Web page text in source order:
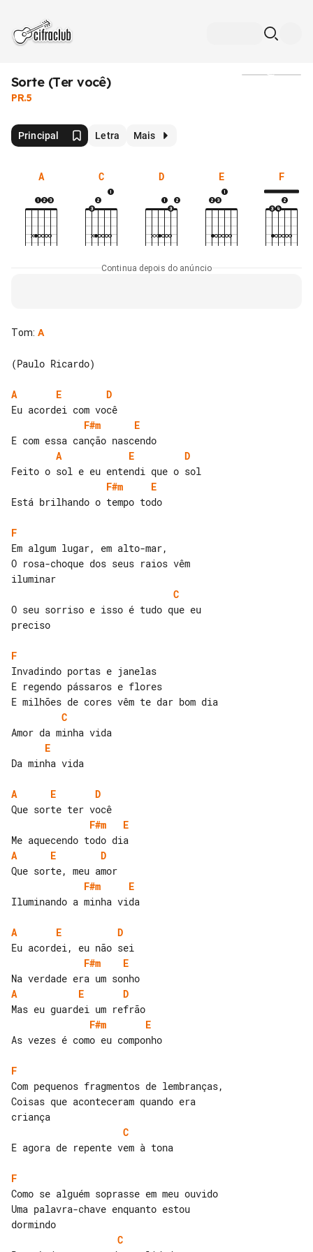
Sorte (Ter você)
PR.5
Principal Letra Mais
A C D E F
Continua depois do anúncio
Tom: A
(Paulo Ricardo)
A E
D
F#m
E
A
E
D
F#m
E
Está brilhando o tempo todo
F
Em algum lugar, em alto-mar,
O rosa-choque dos seus raios vêm
C
O seu sorriso e isso é tudo que eu
preciso
F
Invadindo portas e janelas
E regendo pássaros e flores
C
E
Da minha vida
A E
D
F#m
E
A
E
D
F#m
E
Iluminando a minha vida
A E
D
F#m
E
A
E
D
F#m
E
As vezes é como eu componho
F
Com pequenos fragmentos de lembranças,
Coisas que aconteceram quando era
C
E agora de repente vem à tona
F
Como se alguém soprasse em meu ouvido
Uma palavra-chave enquanto estou
C